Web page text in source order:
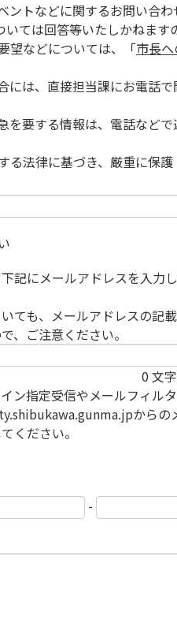
トなどに関するお問い合
ては回答等いたしかねます
望などについては、「市長
は、直接担当課にお電話で
要する情報は、電話など
法律に基づき、厳重に保護
記にメールアドレスを入力
ても、メールアドレスの記
、ご注意ください。
0 文
ン指定受信やメールフィル
からの
ください。
-